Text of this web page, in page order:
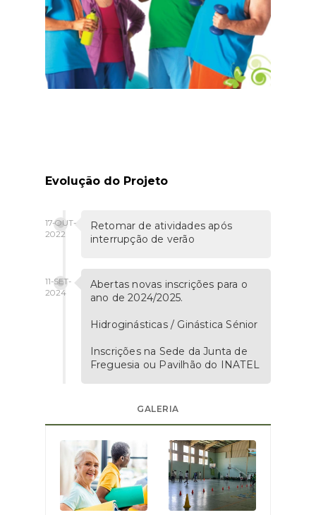
Evolução do Projeto
Retomar de atividades após
interrupção de verão
17-OUT-
2022
Abertas novas inscrições para o
ano de 2024/2025.
Hidroginásticas / Ginástica Sénior
Inscrições na Sede da Junta de
Freguesia ou Pavilhão do INATEL
11-SET-
2024
GALERIA